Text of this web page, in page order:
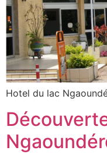
Hotel du lac